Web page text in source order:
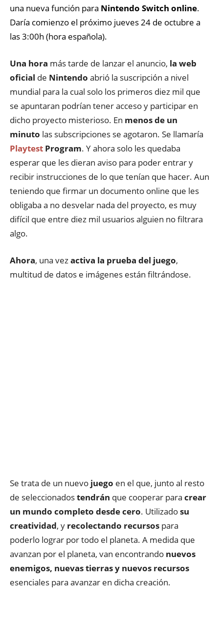
una nueva función para Nintendo Switch online.
Daría comienzo el próximo jueves 24 de octubre a
las 3:00h (hora española).
Una hora mástarde de lanzar el anuncio, la web
oficial de Nintendo abrió la suscripción a nivel
mundial para la cual solo los primeros diez mil que
se apuntaran podrían teneraccesoy participar en
dicho proyecto misterioso. En menos de un
minuto las subscripciones se agotaron. Se llamaría
Playtest Program. Y ahora solo les quedaba
esperar que les dieran aviso para poder entrar y
recibir instrucciones de lo que tenían que hacer. Aun
teniendo que firmar un documento online que les
obligaba a no desvelar nada del proyecto, es muy
difícil que entre diez mil usuarios alguien no filtrara
algo.
Ahora, una vezactiva la prueba del juego,
multitud de datos e imágenes están filtrándose.
Se trata de un nuevo juego en el que, junto al resto
de seleccionadostendrán que cooperar para crear
un mundo completo desde cero. Utilizadosu
creatividad, y recolectando recursos para
poderlo lograr por todo el planeta. A medida que
avanzan por el planeta, van encontrando nuevos
enemigos, nuevas tierras y nuevos recursos
esenciales para avanzar en dicha creación.